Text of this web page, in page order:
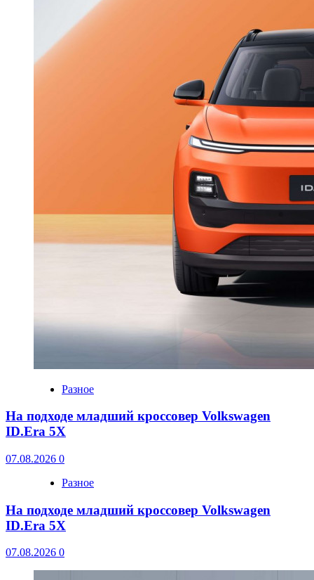
Разное
На подходе младший кроссовер Volkswagen
ID.Era 5X
07.08.2026 0
Разное
На подходе младший кроссовер Volkswagen
ID.Era 5X
07.08.2026 0